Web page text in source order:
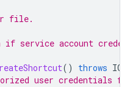
file.
service account
() throws
user credentials